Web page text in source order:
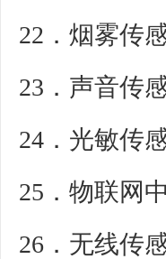
22．烟雾传
23．声音传
24．光敏传
25．物联网
26．无线传